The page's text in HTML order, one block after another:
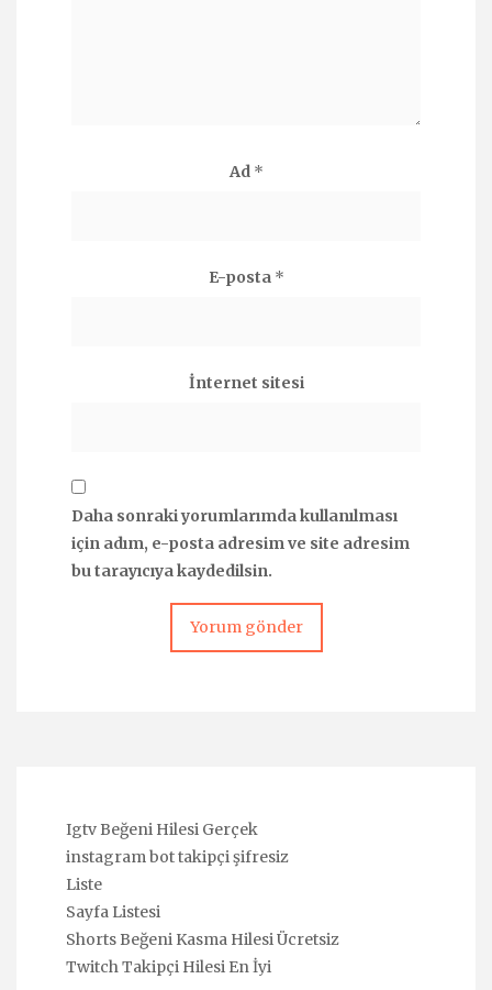
Ad *
E-posta *
İnternet sitesi
Daha sonraki yorumlarımda kullanılması
için adım, e-posta adresim ve site adresim
bu tarayıcıya kaydedilsin.
Igtv Beğeni Hilesi Gerçek
instagram bot takipçi şifresiz
Liste
Sayfa Listesi
Shorts Beğeni Kasma Hilesi Ücretsiz
Twitch Takipçi Hilesi En İyi